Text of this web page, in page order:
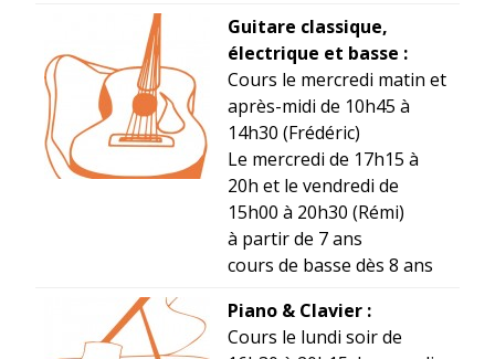
Guitare classique,
électrique et basse :
Cours le mercredi matin et
après-midi de 10h45 à
14h30 (Frédéric)
Le mercredi de 17h15 à
20h et le vendredi de
15h00 à 20h30 (Rémi)
à partir de 7 ans
cours de basse dès 8 ans
Piano & Clavier :
Cours le lundi soir de